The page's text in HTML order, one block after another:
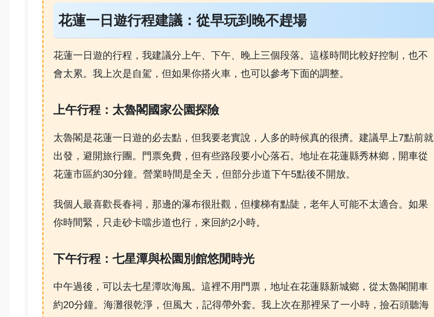
花蓮一日遊行程建議：從早玩到晚不趕場
花蓮一日遊的行程，我建議分上午、下午、晚上三個段落。這樣時間比較好控制，也不
會太累。我上次是自駕，但如果你搭火車，也可以參考下面的調整。
上午行程：太魯閣國家公園探險
太魯閣是花蓮一日遊的必去點，但我要老實說，人多的時候真的很擠。建議早上7點前就
出發，避開旅行團。門票免費，但有些路段要小心落石。地址在花蓮縣秀林鄉，開車從
花蓮市區約30分鐘。營業時間是全天，但部分步道下午5點後不開放。
我個人最喜歡長春祠，那邊的瀑布很壯觀，但樓梯有點陡，老年人可能不太適合。如果
你時間緊，只走砂卡噹步道也行，來回約2小時。
下午行程：七星潭與松園別館悠閒時光
中午過後，可以去七星潭吹海風。這裡不用門票，地址在花蓮縣新城鄉，從太魯閣開車
約20分鐘。海灘很乾淨，但風大，記得帶外套。我上次在那裡呆了一小時，撿石頭聽海